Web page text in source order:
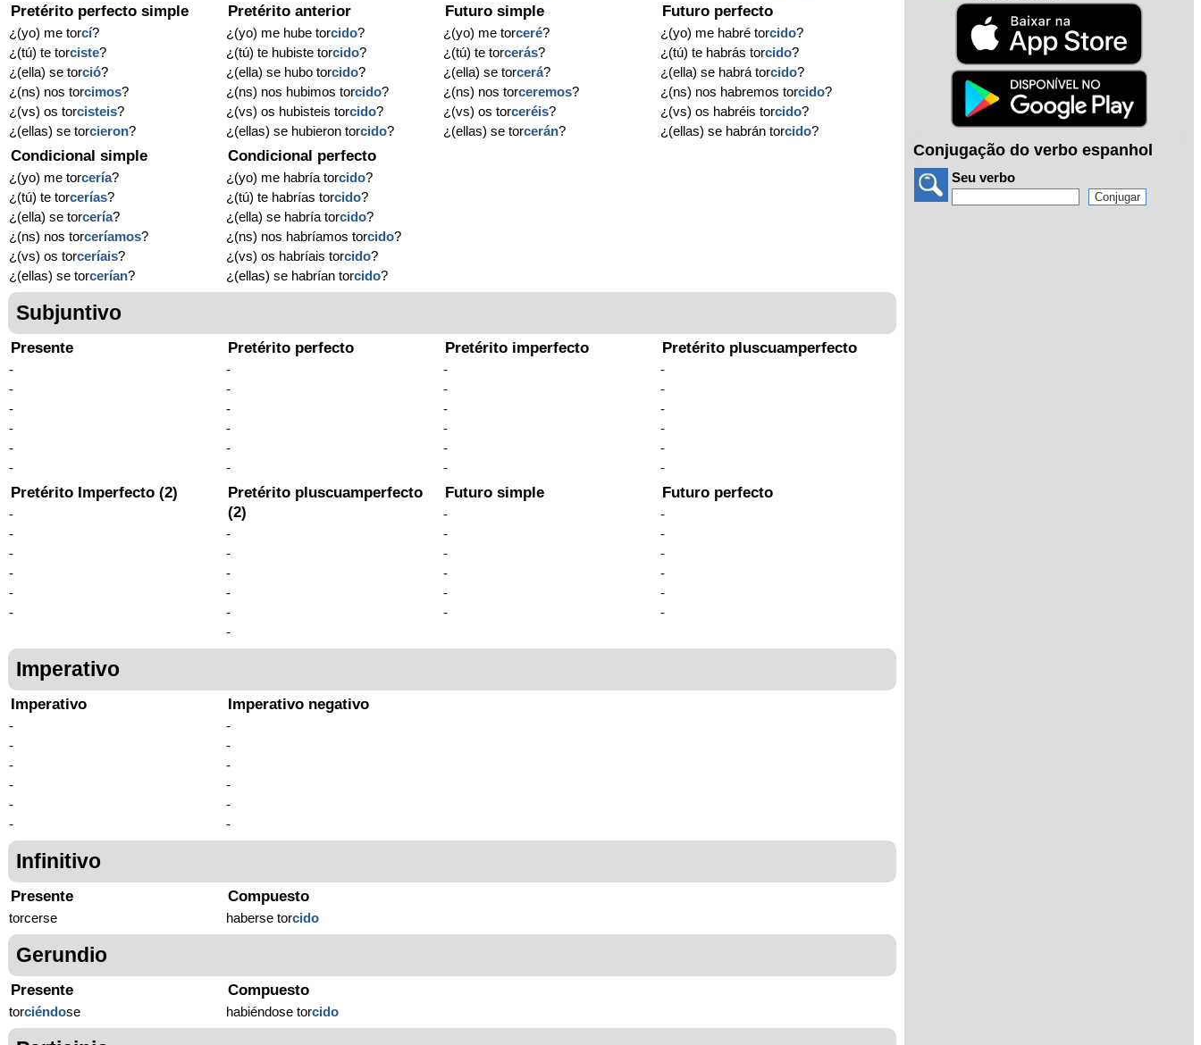
Pretérito perfecto simple
¿(yo) me torcí?
¿(tú) te torciste?
¿(ella) se torció?
¿(ns) nos torcimos?
¿(vs) os torcisteis?
¿(ellas) se torcieron?
Pretérito anterior
¿(yo) me hube torcido?
¿(tú) te hubiste torcido?
¿(ella) se hubo torcido?
¿(ns) nos hubimos torcido?
¿(vs) os hubisteis torcido?
¿(ellas) se hubieron torcido?
Futuro simple
¿(yo) me torceré?
¿(tú) te torcerás?
¿(ella) se torcerá?
¿(ns) nos torceremos?
¿(vs) os torceréis?
¿(ellas) se torcerán?
Futuro perfecto
¿(yo) me habré torcido?
¿(tú) te habrás torcido?
¿(ella) se habrá torcido?
¿(ns) nos habremos torcido?
¿(vs) os habréis torcido?
¿(ellas) se habrán torcido?
Condicional simple
¿(yo) me torcería?
¿(tú) te torcerías?
¿(ella) se torcería?
¿(ns) nos torceríamos?
¿(vs) os torceríais?
¿(ellas) se torcerían?
Condicional perfecto
¿(yo) me habría torcido?
¿(tú) te habrías torcido?
¿(ella) se habría torcido?
¿(ns) nos habríamos torcido?
¿(vs) os habríais torcido?
¿(ellas) se habrían torcido?
Subjuntivo
Presente
-
-
-
-
-
-
Pretérito perfecto
-
-
-
-
-
-
Pretérito imperfecto
-
-
-
-
-
-
Pretérito pluscuamperfecto
-
-
-
-
-
-
Pretérito Imperfecto (2)
-
-
-
-
-
-
Pretérito pluscuamperfecto
(2)
-
-
-
-
-
-
Futuro simple
-
-
-
-
-
-
Futuro perfecto
-
-
-
-
-
-
Imperativo
Imperativo
-
-
-
-
-
-
Imperativo negativo
-
-
-
-
-
-
Infinitivo
Presente
torcerse
Compuesto
haberse torcido
Gerundio
Presente
torciéndose
Compuesto
habiéndose torcido
Conjugação do verbo espanhol
Seu verbo